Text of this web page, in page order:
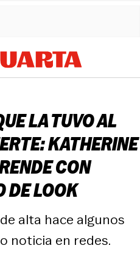
LA TUVO AL
KATHERINE
CON
DE LOOK
alta hace algunos
noticia en redes.